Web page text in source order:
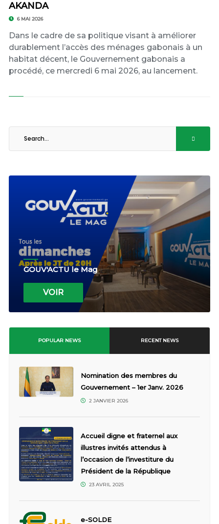
AKANDA
6 MAI 2026
Dans le cadre de sa politique visant à améliorer
durablement l’accès des ménages gabonais à un
habitat décent, le Gouvernement gabonais a
procédé, ce mercredi 6 mai 2026, au lancement.
GOUV'ACTU le Mag
VOIR
POPULAR NEWS RECENT NEWS
Nomination des membres du
Gouvernement – 1er Janv. 2026
2 JANVIER 2026
Accueil digne et fraternel aux
illustres invités attendus à
l’occasion de l’investiture du
Président de la République
23 AVRIL 2025
e-SOLDE